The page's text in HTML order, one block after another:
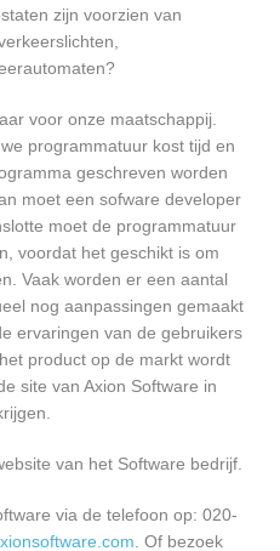
zijn voorzien van
voor onze maatschappij.
programmatuur kost tijd en
geschreven worden
moet een sofware developer
moet de programmatuur
voordat het geschikt is om
Vaak worden er een aantal
nog aanpassingen gemaakt
ervaringen van de gebruikers
product op de markt wordt
site van Axion Software in
van het Software bedrijf.
via de telefoon op: 020-
. Of bezoek